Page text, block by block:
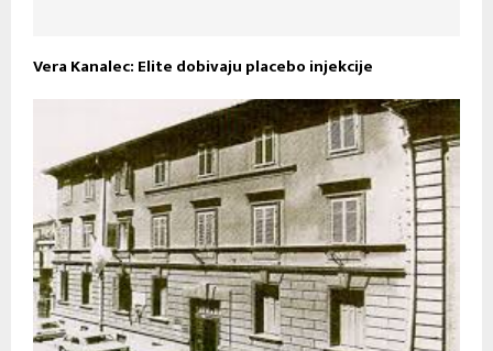
Vera Kanalec: Elite dobivaju placebo injekcije